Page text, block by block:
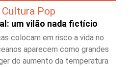
Cultura Pop
um vilão nada fictício
colocam em risco a vida no
aparecem como grandes
do aumento da temperatura